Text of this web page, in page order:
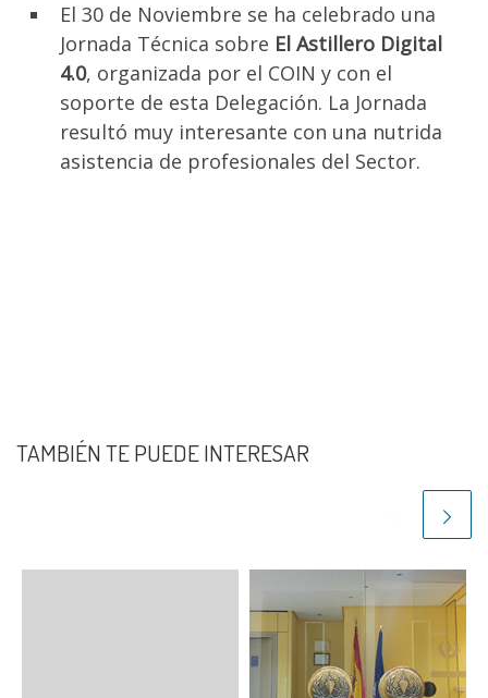
El 30 de Noviembre se ha celebrado una
Jornada Técnica sobre El Astillero Digital
4.0, organizada por el COIN y con el
soporte de esta Delegación. La Jornada
resultó muy interesante con una nutrida
asistencia de profesionales del Sector.
TAMBIÉN TE PUEDE INTERESAR